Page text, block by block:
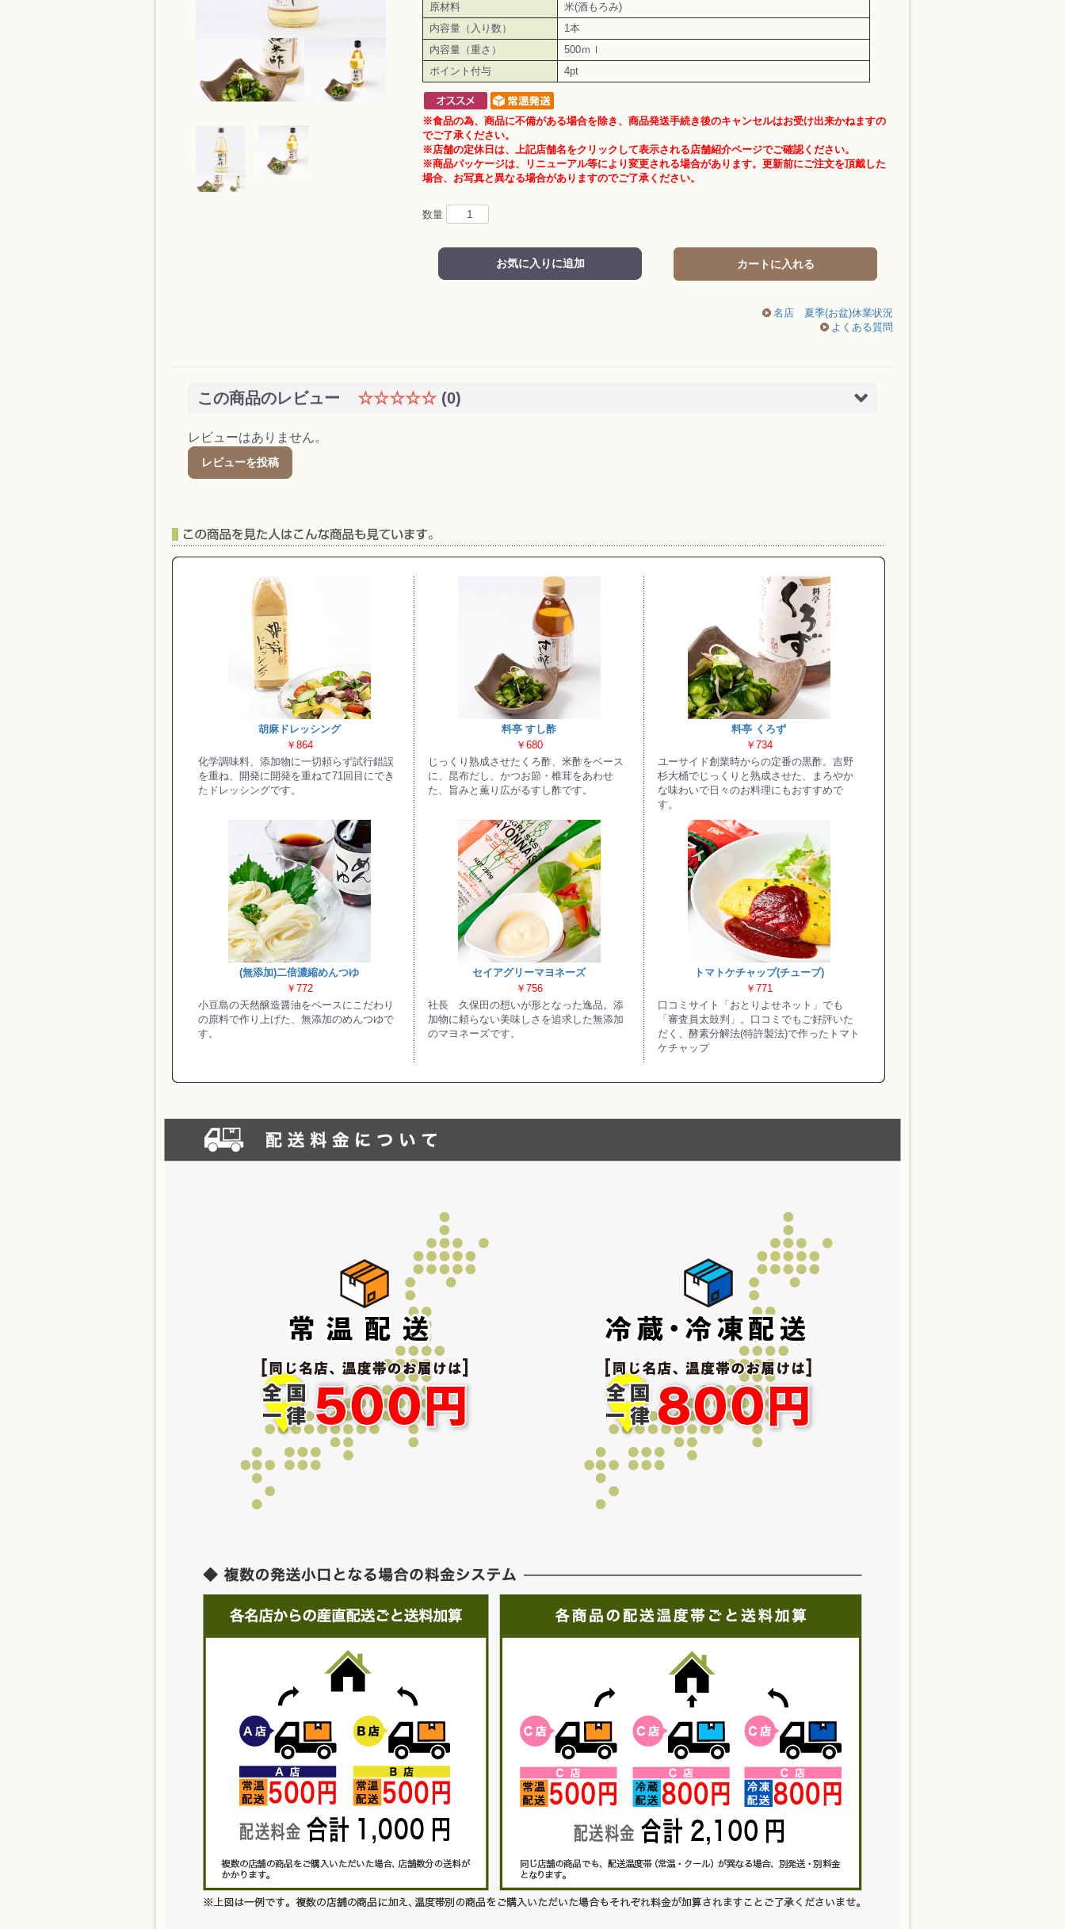
原材料
米(酒もろみ)
内容量（入り数）
1本
内容量（重さ）
500ｍｌ
ポイント付与
4pt
※食品の為、商品に不備がある場合を除き、商品発送手続き後のキャンセルはお受け出来かねますの
でご了承ください。
※店舗の定休日は、上記店舗名をクリックして表示される店舗紹介ページでご確認ください。
※商品パッケージは、リニューアル等により変更される場合があります。更新前にご注文を頂戴した
場合、お写真と異なる場合がありますのでご了承ください。
数量
お気に入りに追加 カートに入れる
お買い物を続ける カートへ進む
名店 夏季(お盆)休業状況
よくある質問
この商品のレビュー ☆☆☆☆☆ (0)
レビューはありません。
レビューを投稿
胡麻ドレッシング
￥864
化学調味料、添加物に一切頼らず試行錯誤
を重ね、開発に開発を重ねて71回目にでき
たドレッシングです。
料亭 すし酢
￥680
じっくり熟成させたくろ酢、米酢をベース
に、昆布だし、かつお節・椎茸をあわせ
た、旨みと薫り広がるすし酢です。
料亭 くろず
￥734
ユーサイド創業時からの定番の黒酢。吉野
杉大桶でじっくりと熟成させた、まろやか
な味わいで日々のお料理にもおすすめで
す。
(無添加)二倍濃縮めんつゆ
￥772
小豆島の天然醸造醤油をベースにこだわり
の原料で作り上げた、無添加のめんつゆで
す。
セイアグリーマヨネーズ
￥756
社長 久保田の想いが形となった逸品。添
加物に頼らない美味しさを追求した無添加
のマヨネーズです。
トマトケチャップ(チューブ)
￥771
口コミサイト「おとりよせネット」でも
「審査員太鼓判」。口コミでもご好評いた
だく、酵素分解法(特許製法)で作ったトマト
ケチャップ